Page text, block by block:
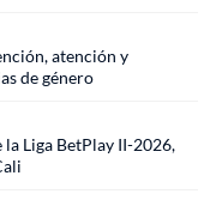
atención y
de género
Liga BetPlay II-2026,